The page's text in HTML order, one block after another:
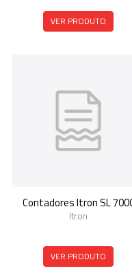
VER PRODUTO
Contadores Itron SL
Itron
VER PRODUTO